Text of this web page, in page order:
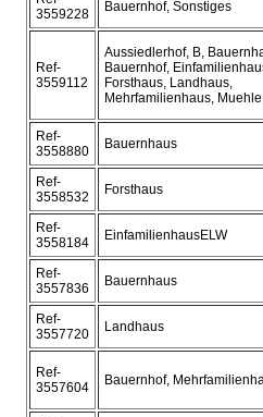
3559228
Bauernhof, Sonstiges
Ref-
3559112
Aussiedlerhof, B,
Bauernhof,
Forsthaus, Landhaus,
Mehrfamilienhaus, Muehle
Ref-
3558880
Bauernhaus
Ref-
3558532
Forsthaus
Ref-
3558184
EinfamilienhausELW
Ref-
3557836
Bauernhaus
Ref-
3557720
Landhaus
Ref-
3557604
Bauernhof,